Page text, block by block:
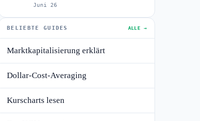
Juni 26
BELIEBTE GUIDES ALLE →
Marktkapitalisierung erklärt
Dollar-Cost-Averaging
Kurscharts lesen